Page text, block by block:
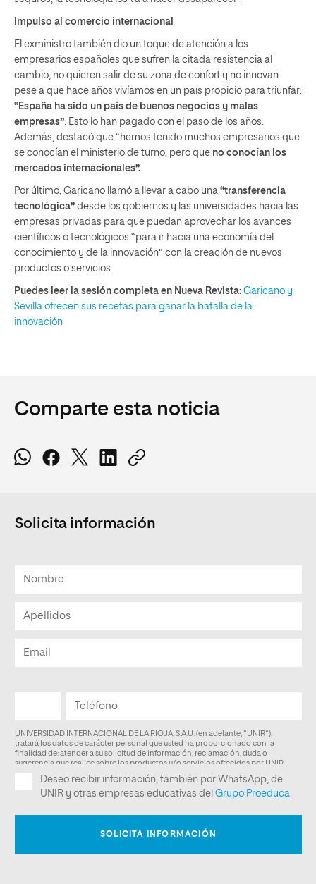
Impulso al comercio internacional
El exministro también dio un toque de atención a los
empresarios españoles que sufren la citada resistencia al
cambio, no quieren salir de su zona de confort y no innovan
pese a que hace años vivíamos en un país propicio para triunfar:
“España ha sido un país de buenos negocios y malas
empresas”. Esto lo han pagado con el paso de los años.
Además, destacó que “hemos tenido muchos empresarios que
se conocían el ministerio de turno, pero que no conocían los
mercados internacionales”.
Por último, Garicano llamó a llevar a cabo una “transferencia
tecnológica” desde los gobiernos y las universidades hacia las
empresas privadas para que puedan aprovechar los avances
científicos o tecnológicos “para ir hacia una economía del
conocimiento y de la innovación” con la creación de nuevos
productos o servicios.
Puedes leer la sesión completa en Nueva Revista: Garicano y
Sevilla ofrecen sus recetas para ganar la batalla de la
innovación
Comparte esta noticia
Solicita información